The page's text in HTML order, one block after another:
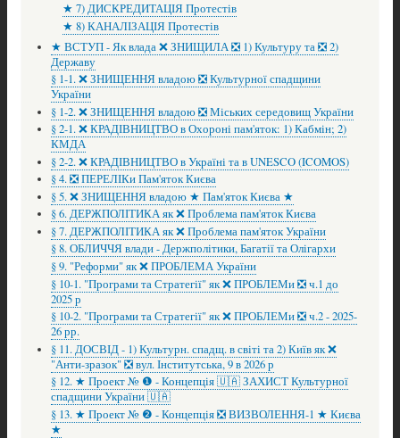
★ 7) ДИСКРЕДИТАЦІЯ Протестів
★ 8) КАНАЛІЗАЦІЯ Протестів
★ ВСТУП - Як влада ❌ ЗНИЩИЛА ❎ 1) Культуру та ❎ 2)
Державу
§ 1-1. ❌ ЗНИЩЕННЯ владою ❎ Культурної спадщини
України
§ 1-2. ❌ ЗНИЩЕННЯ владою ❎ Міських середовищ України
§ 2-1. ❌ КРАДІВНИЦТВО в Охороні пам'яток: 1) Кабмін; 2)
КМДА
§ 2-2. ❌ КРАДІВНИЦТВО в Україні та в UNESCO (ICOMOS)
§ 4. ❎ ПЕРЕЛІКи Пам'яток Києва
§ 5. ❌ ЗНИЩЕННЯ владою ★ Пам'яток Києва ★
§ 6. ДЕРЖПОЛІТИКА як ❌ Проблема пам'яток Києва
§ 7. ДЕРЖПОЛІТИКА як ❌ Проблема пам'яток України
§ 8. ОБЛИЧЧЯ влади - Держполітики, Багатії та Олігархи
§ 9. "Реформи" як ❌ ПРОБЛЕМА України
§ 10-1. "Програми та Стратегії" як ❌ ПРОБЛЕМи ❎ ч.1 до
2025 р
§ 10-2. "Програми та Стратегії" як ❌ ПРОБЛЕМи ❎ ч.2 - 2025-
26 рр.
§ 11. ДОСВІД - 1) Культурн. спадщ. в світі та 2) Київ як ❌
"Анти-зразок" ❎ вул. Інститутська, 9 в 2026 р
§ 12. ★ Проект № ❶ - Концепція 🇺🇦 ЗАХИСТ Культурної
спадщини України 🇺🇦
§ 13. ★ Проект № ❷ - Концепція ❎ ВИЗВОЛЕННЯ-1 ★ Києва
★